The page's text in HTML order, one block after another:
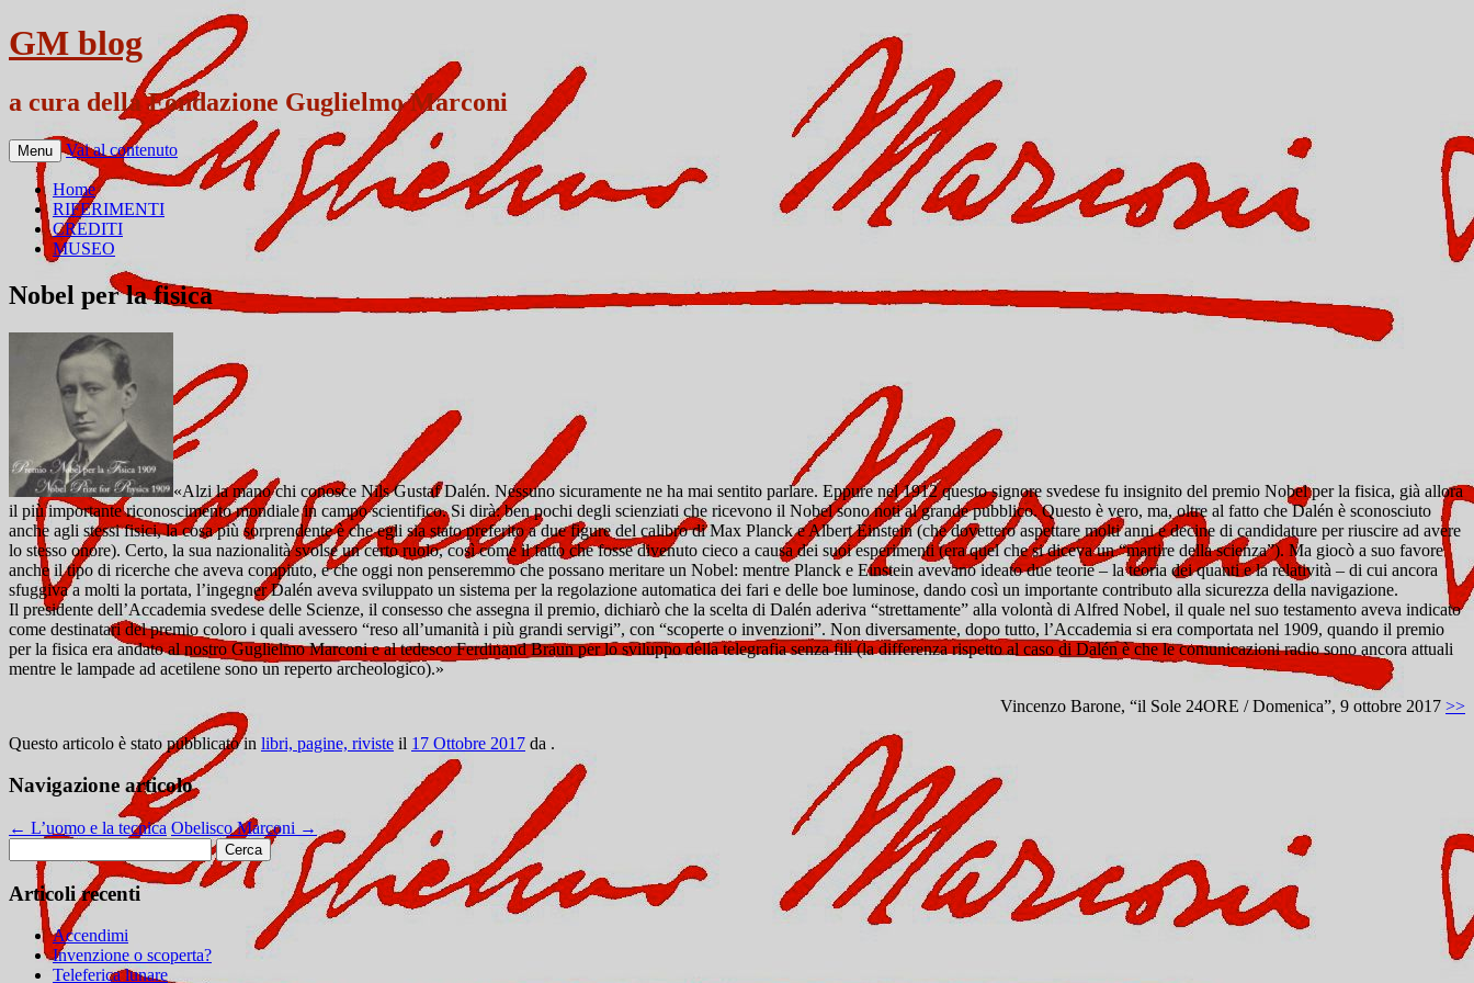
GM blog
a cura della Fondazione Guglielmo Marconi
Menu Vai al contenuto
Home
RIFERIMENTI
CREDITI
MUSEO
Nobel per la fisica
«Alzi la mano chi conosce Nils Gustaf Dalén. Nessuno sicuramente ne ha mai sentito parlare. Eppure nel 1912 questo signore svedese fu insignito del premio Nobel per la fisica, già allora
il più importante riconoscimento mondiale in campo scientifico. Si dirà: ben pochi degli scienziati che ricevono il Nobel sono noti al grande pubblico. Questo è vero, ma, oltre al fatto che Dalén è sconosciuto
anche agli stessi fisici,la cosa più sorprendente è che egli sia stato preferito a due figure del calibro di Max Planck e Albert Einstein (che dovettero aspettare molti anni e decine di candidature per riuscire ad avere
lo stesso onore). Certo, la sua nazionalità svolse un certo ruolo, così come il fatto che fosse divenuto cieco a causa dei suoi esperimenti (era quel che si diceva un “martire della scienza”). Ma giocò a suo favore
anche il tipo di ricerche che aveva compiuto, e che oggi non penseremmo che possano meritare un Nobel: mentre Planck e Einstein avevano ideato due teorie – la teoria dei quanti e la relatività – di cui ancora
sfuggiva a molti la portata, l’ingegner Dalén aveva sviluppato un sistema per la regolazione automatica dei fari e delle boe luminose, dando così un importante contributo alla sicurezza della navigazione.
Il presidente dell’Accademia svedese delle Scienze, il consesso che assegna il premio, dichiarò che la scelta di Dalén aderiva “strettamente” alla volontà di Alfred Nobel, il quale nel suo testamento aveva indicato
come destinatari del premio coloro i quali avessero “reso all’umanità i più grandi servigi”, con “scoperte o invenzioni”. Non diversamente, dopo tutto, l’Accademia si era comportata nel 1909, quando il premio
per la fisica era andato al nostro Guglielmo Marconi e al tedesco Ferdinand Braun per lo sviluppo della telegrafia senza fili (la differenza rispetto al caso di Dalén è che le comunicazioni radio sono ancora attuali
mentre le lampade ad acetilene sono un reperto archeologico).»
Vincenzo Barone, “il Sole 24ORE / Domenica”, 9 ottobre 2017 >>
Questo articolo è stato pubblicato in libri, pagine, riviste il 17 Ottobre 2017 da .
Navigazione articolo
← L’uomo e la tecnica Obelisco Marconi →
per:
Articoli recenti
Accendimi
Invenzione o scoperta?
Teleferica lunare